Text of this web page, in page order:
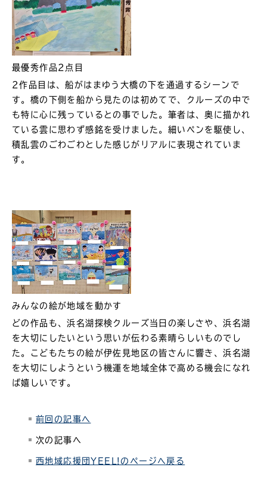
最優秀作品2点目
2作品目は、船がはまゆう大橋の下を通過するシーンで
す。橋の下側を船から見たのは初めてで、クルーズの中で
も特に心に残っているとの事でした。筆者は、奥に描かれ
ている雲に思わず感銘を受けました。細いペンを駆使し、
積乱雲のごわごわとした感じがリアルに表現されていま
す。
みんなの絵が地域を動かす
どの作品も、浜名湖探検クルーズ当日の楽しさや、浜名湖
を大切にしたいという思いが伝わる素晴らしいものでし
た。こどもたちの絵が伊佐見地区の皆さんに響き、浜名湖
を大切にしようという機運を地域全体で高める機会になれ
ば嬉しいです。
前回の記事へ
次の記事へ
西地域応援団YEEL!のページへ戻る